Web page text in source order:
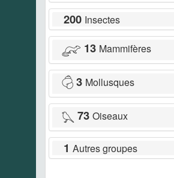
200 Insectes
13 Mammifères
3 Mollusques
73 Oiseaux
1 Autres groupes